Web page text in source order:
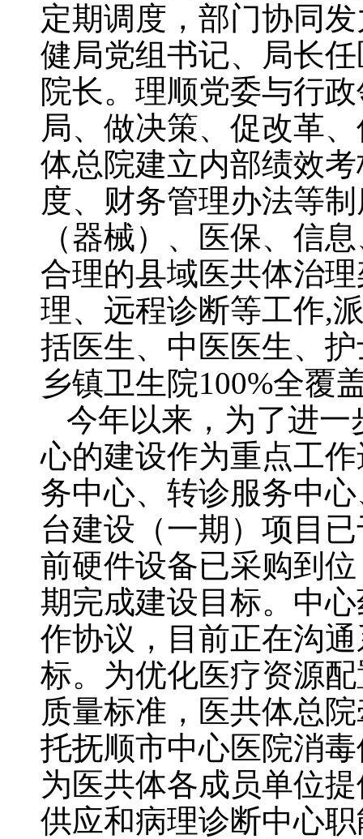
定期调度，部门协同
健局党组书记、局长
院长。理顺党委与行
局、做决策、促改革
体总院建立内部绩效
度、财务管理办法等
（器械）、医保、信
合理的县域医共体治
理、远程诊断等工作,
括医生、中医医生、
乡镇卫生院100%全覆
今年以来，为了进
心的建设作为重点工
务中心、转诊服务中
台建设（一期）项目
前硬件设备已采购到
期完成建设目标。中
作协议，目前正在沟
标。为优化医疗资源
质量标准，医共体总
托抚顺市中心医院消
为医共体各成员单位
供应和病理诊断中心